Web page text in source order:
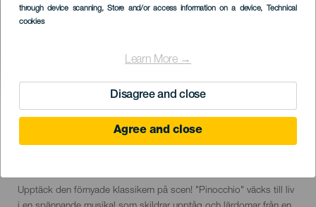
through device scanning, Store and/or access information on a device, Technical
cookies
Learn More →
Disagree and close
Agree and close
EVENEMANGET HÅLLS
Descripción
Upptäck den förnyade klassikern på scen! "Pinocchio" väcks till liv